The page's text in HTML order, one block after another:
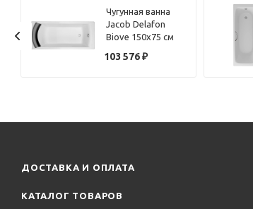
Чугунная ванна
Jacob Delafon
Biove 150x75 см
антискользящим
103 576₽
ДОСТАВКА И ОПЛАТА
КАТАЛОГ ТОВАРОВ